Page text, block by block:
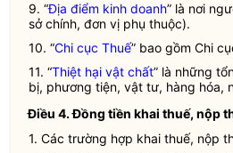
9. “Địa điểm kinh doanh” là nơi
sở chính, đơn vị phụ thuộc).
10. “Chi cục Thuế” bao gồm Chi
11. “Thiệt hại vật chất” là những
bị, phương tiện, vật tư, hàng hóa,
Điều 4. Đồng tiền khai thuế, nộp
1. Các trường hợp khai thuế, nộp